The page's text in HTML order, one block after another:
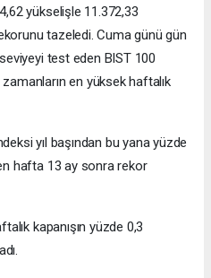
yükselişle 11.372,33
tazeledi. Cuma günü gün
test eden BIST 100
en yüksek haftalık
yıl başından bu yana yüzde
hafta 13 ay sonra rekor
kapanışın yüzde 0,3